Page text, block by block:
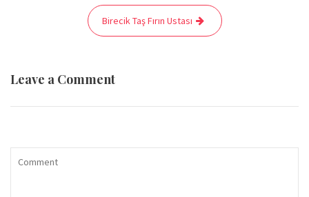
Birecik Taş Fırın Ustası
Leave a Comment